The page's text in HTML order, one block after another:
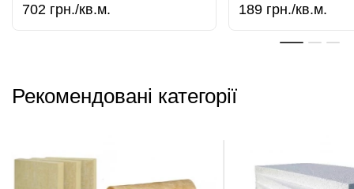
702 грн./кв.м. 189грн./кв.м.
Рекомендовані категорії